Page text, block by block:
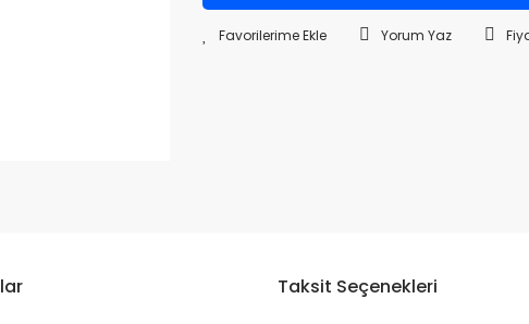
Yorum Yaz
Taksit Seçenekleri